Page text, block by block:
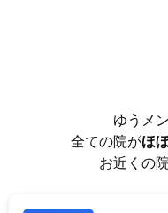
ゆうメ
全ての院がほ
お近くの